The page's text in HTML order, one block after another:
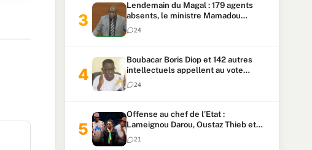
Lendemain du Magal : 179 agents
absents, le ministre Mamadou
Lamine Dianté exige des explications
24
Boubacar Boris Diop et 142 autres
intellectuels appellent au vote
urgent de la révision
constitutionnelle
24
Offense au chef de l’Etat :
Lameignou Darou, Oustaz Thieb et
Ndiaye Touba lourdement
condamnés
21